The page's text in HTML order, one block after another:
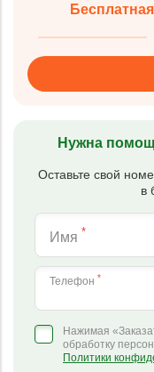
Нужна
Оставьте свой
в
Имя *
Телефон *
Нажимая
обработку
Политики